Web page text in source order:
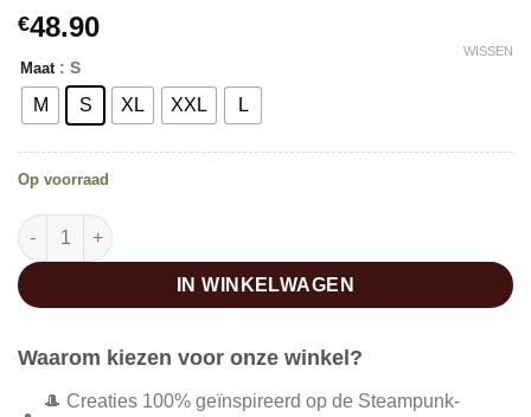
€48.90
Maat : S
M S XL XXL L
WISSEN
Op voorraad
Roze steampunk vintage korset aantal
IN WINKELWAGEN
Waarom kiezen voor onze winkel?
🎩 Creaties 100% geïnspireerd op de Steampunk-